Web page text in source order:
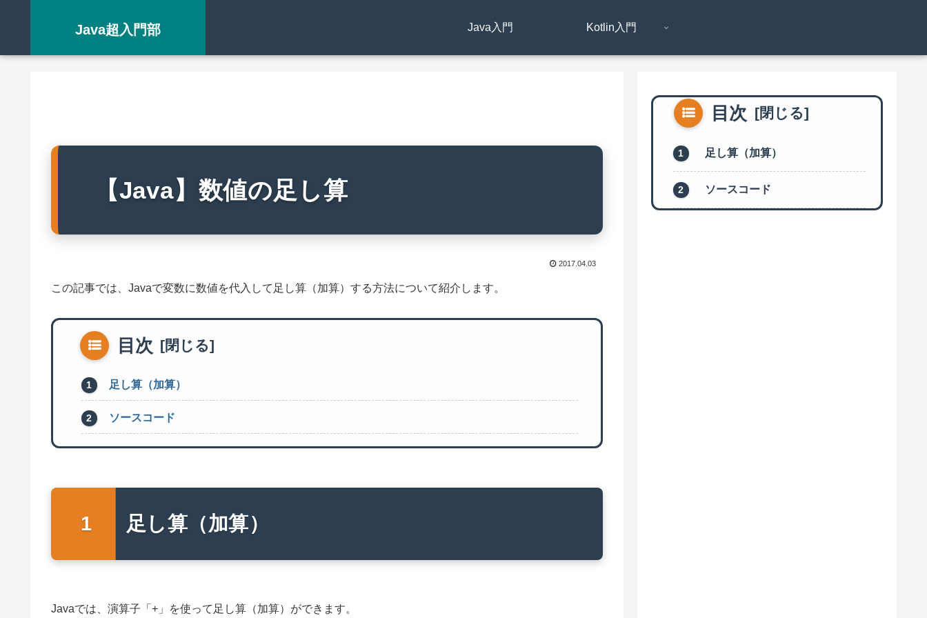
Java超入門部 Java入門 Kotlin入門
【Java】数値の足し算
2017.04.03
この記事では、Javaで変数に数値を代入して足し算（加算）する方法について紹介します。
目次
足し算（加算）
ソースコード
足し算（加算）
Javaでは、演算子「+」を使って足し算（加算）ができます。
目次
足し算（加算）
ソースコード